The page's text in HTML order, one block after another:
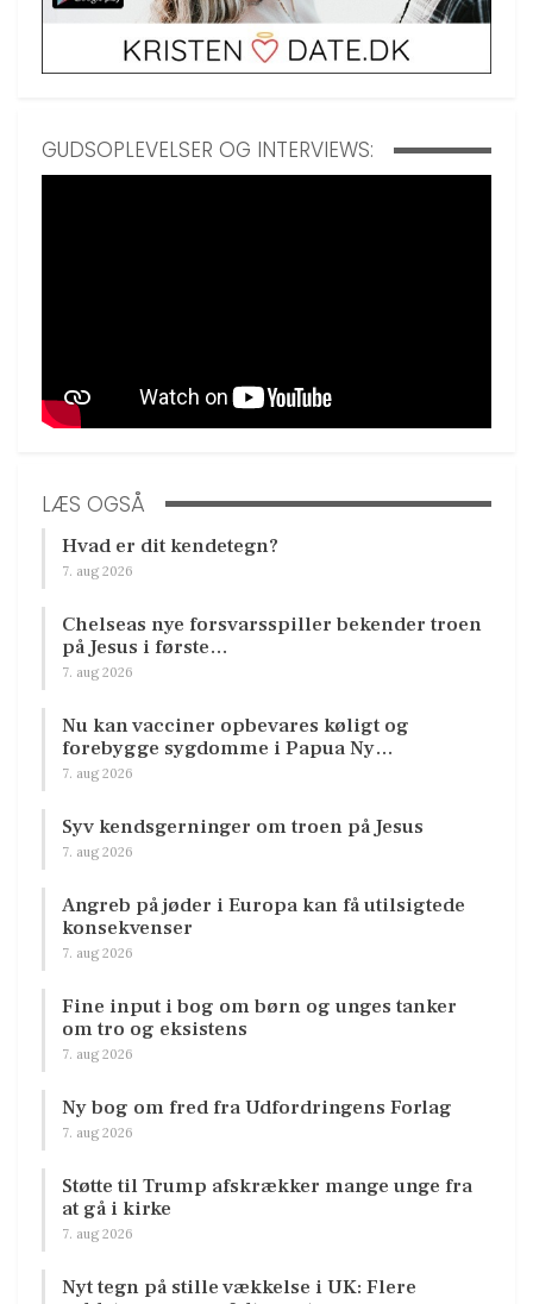
GUDSOPLEVELSER OG INTERVIEWS:
LÆS OGSÅ
Hvad er dit kendetegn?
7. aug 2026
Chelseas nye forsvarsspiller bekender troen
på Jesus i første…
7. aug 2026
Nu kan vacciner opbevares køligt og
forebygge sygdomme i Papua Ny…
7. aug 2026
Syv kendsgerninger om troen på Jesus
7. aug 2026
Angreb på jøder i Europa kan få utilsigtede
konsekvenser
7. aug 2026
Fine input i bog om børn og unges tanker
om tro og eksistens
7. aug 2026
Ny bog om fred fra Udfordringens Forlag
7. aug 2026
Støtte til Trump afskrækker mange unge fra
at gå i kirke
7. aug 2026
Nyt tegn på stille vækkelse i UK: Flere